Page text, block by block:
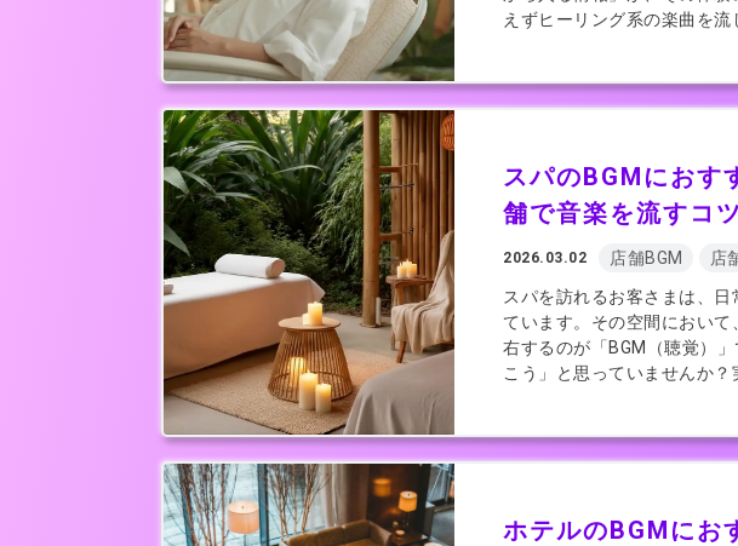
えずヒーリング系の楽曲を流
スパのBGMにおす
舗で音楽を流すコ
2026.03.02 店舗BGM 店
スパを訪れるお客さまは、
ています。その空間におい
右するのが「BGM（聴覚）
こう」と思っていませんか？
ホテルのBGMにお